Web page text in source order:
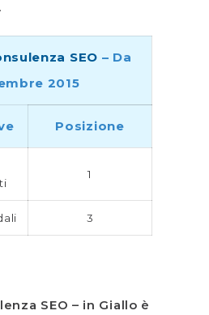
SEO – Da
2015
Posizione
1
3
SEO – in Giallo è